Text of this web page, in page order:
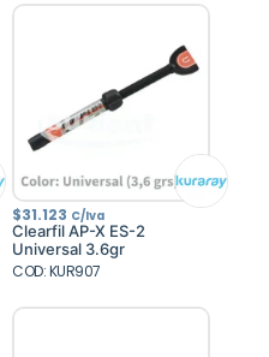
$31.123 C/Iva
Clearfil AP-X ES-2
Universal 3.6gr
COD: KUR907